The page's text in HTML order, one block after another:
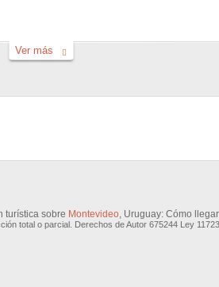
Ver más
turística sobre Montevideo, Uruguay: Cómo llegar
total o parcial. Derechos de Autor 675244 Ley 11723